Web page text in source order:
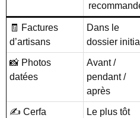
🧾 Factures
d’artisans
Dans le
dossier initial
📸 Photos
datées
Avant /
pendant /
après
✍️ Cerfa
Le plus tôt